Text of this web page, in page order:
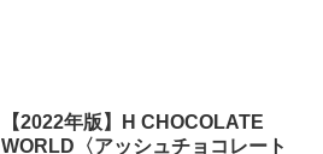
【2022年版】H CHOCOLATE
WORLD〈アッシュチョコレート